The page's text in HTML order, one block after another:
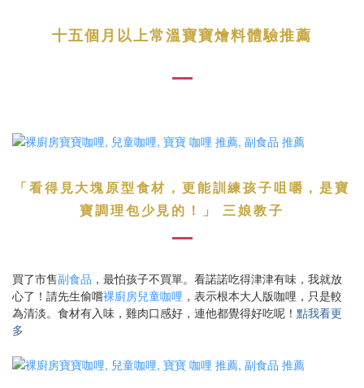
十五個月以上常溫寶寶燴料體驗推薦
「 看得見大塊原型食材，更能訓練孩子咀嚼，是寶
寶調理包少見的！
」三娘教子
買了市售副食品 ，最怕孩子不買單。看諾諾吃得津津有味，我就放
心了！請先生偷嚐裸廚房兒童咖哩 ，表示根本大人版咖哩，只是較
為清淡。食材有入味，雞肉口感好，連他都覺得好吃呢！ 點我看更
多